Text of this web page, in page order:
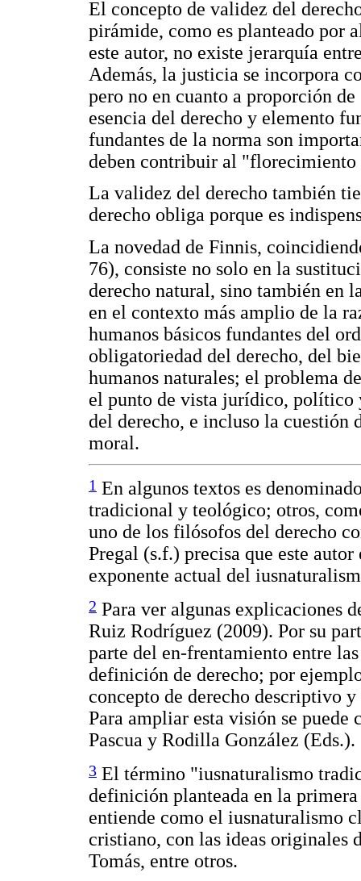
El concepto de validez del
pirámide, como es planteado por
este autor, no existe jerarquía
Además, la justicia se incorpora
pero no en cuanto a proporción
esencia del derecho y elemento
fundantes de la norma son
deben contribuir al "florecimiento
La validez del derecho también
derecho obliga porque es
La novedad de Finnis,
76), consiste no solo en la
derecho natural, sino también en
en el contexto más amplio de la
humanos básicos fundantes del
obligatoriedad del derecho, del
humanos naturales; el problema
el punto de vista jurídico,
del derecho, e incluso la
moral.
1 En algunos textos es
tradicional y teológico; otros,
uno de los filósofos del derecho
Pregal (s.f.) precisa que este
exponente actual del
2 Para ver algunas explicaciones
Ruiz Rodríguez (2009). Por su
parte del en-frentamiento entre
definición de derecho; por
concepto de derecho descriptivo
Para ampliar esta visión se puede
Pascua y Rodilla González (Eds.).
3 El término "iusnaturalismo
definición planteada en la primera
entiende como el iusnaturalismo
cristiano, con las ideas originales
Tomás, entre otros.